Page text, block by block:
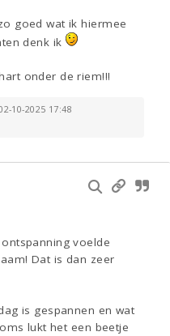
goed wat ik hiermee
denk ik
onder de riem!!!
10-2025 17:48
voelde
Dat is dan zeer
is gespannen en wat
lukt het een beetje